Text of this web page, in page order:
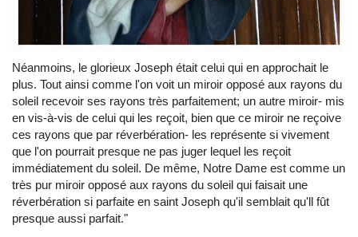
Néanmoins, le glorieux Joseph était celui qui en approchait le
plus. Tout ainsi comme l'on voit un miroir opposé aux rayons du
soleil recevoir ses rayons très parfaitement; un autre miroir- mis
en vis-à-vis de celui qui les reçoit, bien que ce miroir ne reçoive
ces rayons que par réverbération- les représente si vivement
que l'on pourrait presque ne pas juger lequel les reçoit
immédiatement du soleil. De même, Notre Dame est comme un
très pur miroir opposé aux rayons du soleil qui faisait une
réverbération si parfaite en saint Joseph qu'il semblait qu'll fût
presque aussi parfait."